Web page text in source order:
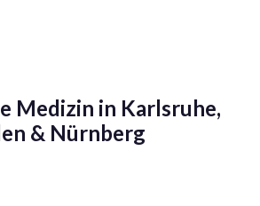
Medizin in Karlsruhe,
& Nürnberg